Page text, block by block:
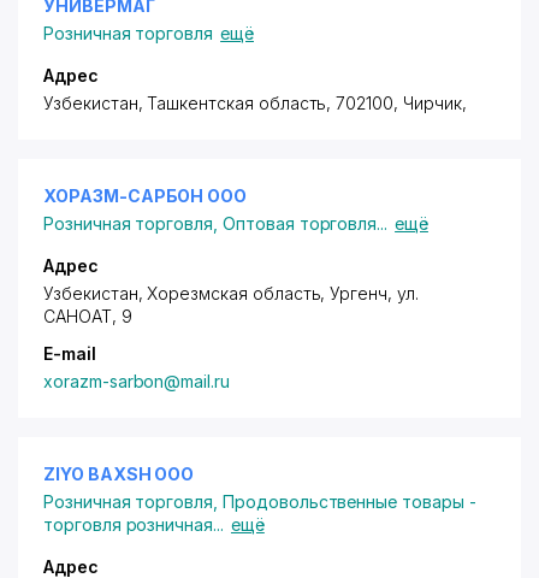
УНИВЕРМАГ
Розничная торговля ещё
Адрес
Узбекистан, Ташкентская область, 702100, Чирчик,
ХОРАЗМ-САРБОН ООО
Розничная торговля ,Оптовая торговля... ещё
Адрес
Узбекистан, Хорезмская область, Ургенч, ул.
САНОАТ, 9
E-mail
xorazm-sarbon@mail.ru
ZIYO BAXSH ООО
Розничная торговля ,Продовольственные товары -
торговля розничная... ещё
Адрес